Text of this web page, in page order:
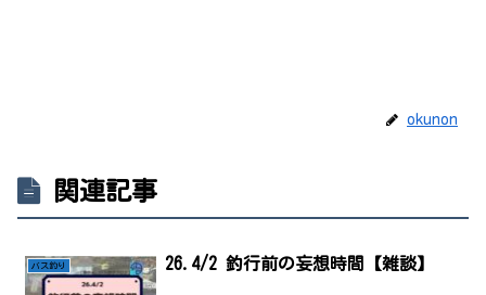
okunon
関連記事
バス釣り 26.4/2 釣行前の妄想時間【雑談】